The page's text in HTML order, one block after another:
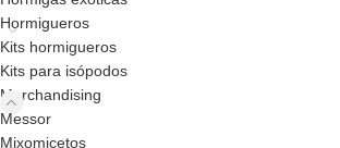
Hormigueros
Kits hormigueros
Kits para isópodos
Merchandising
Messor
Mixomicetos